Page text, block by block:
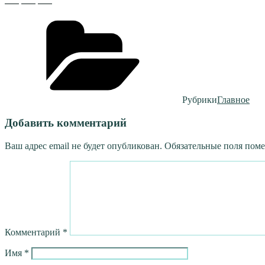
РубрикиГлавное
Добавить комментарий
Ваш адрес email не будет опубликован. Обязательные поля
Комментарий *
Имя *